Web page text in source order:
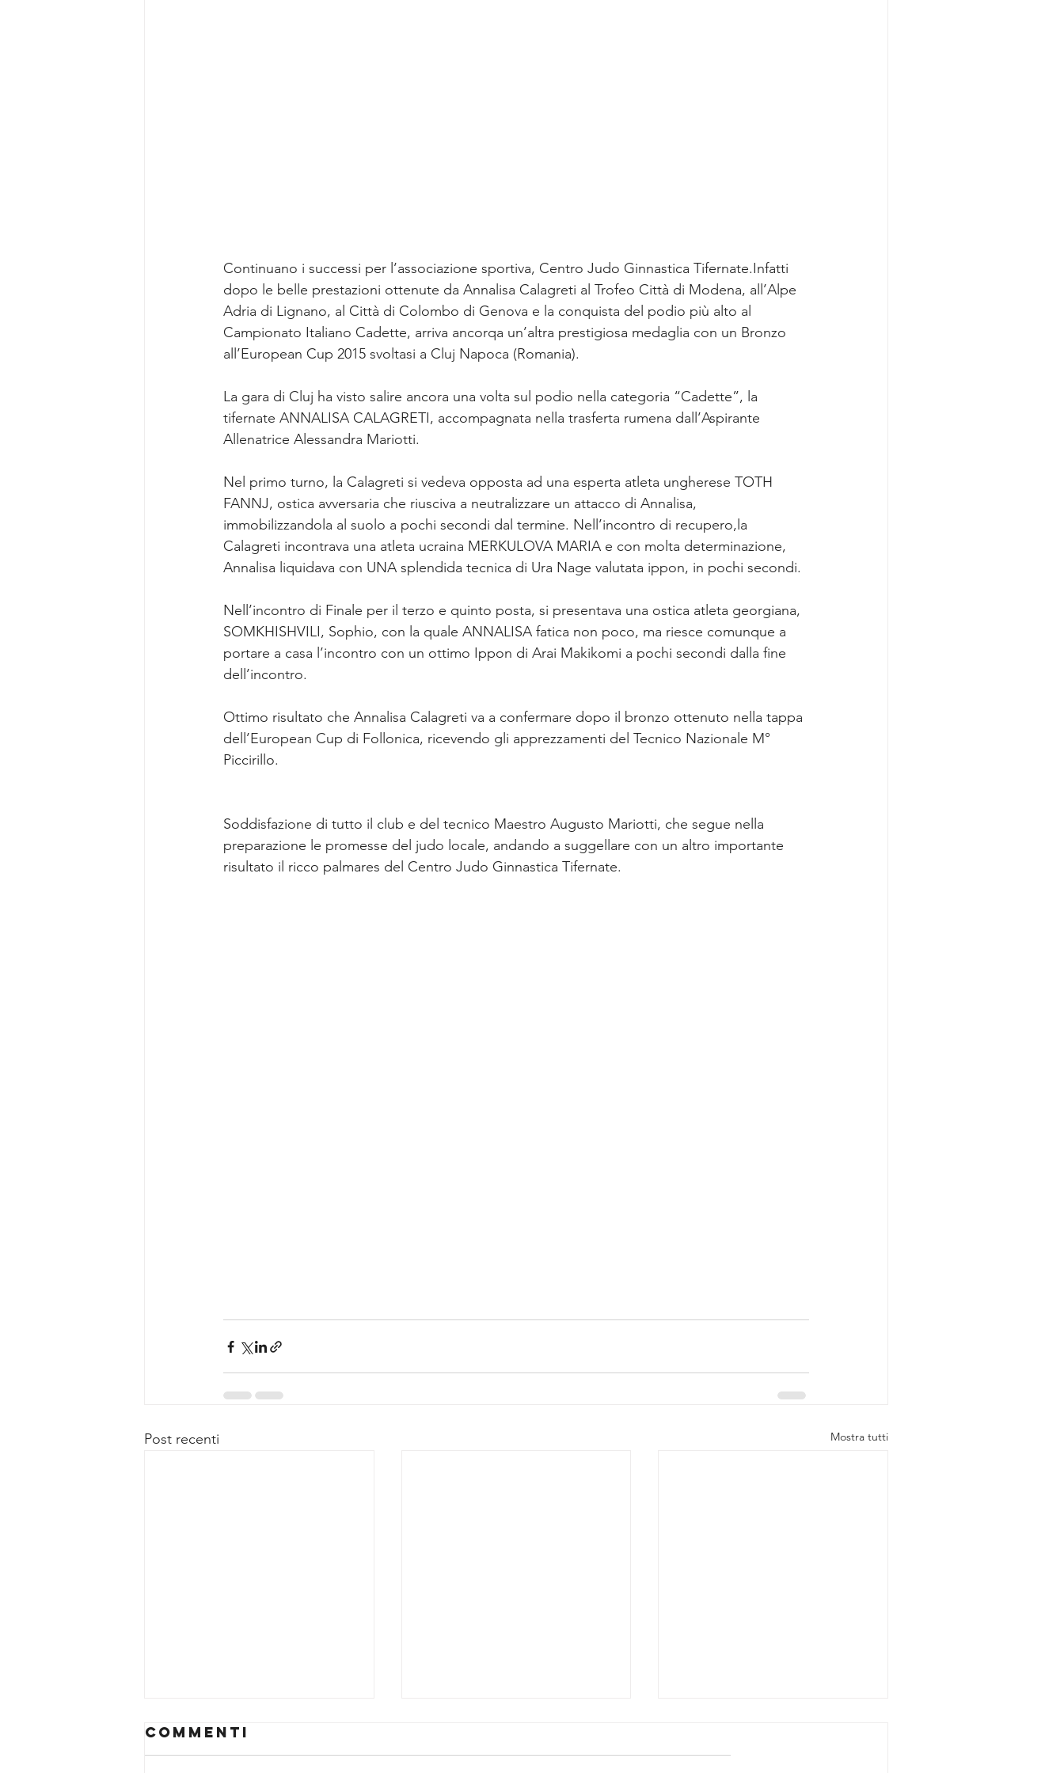
Continuano i successi per l’associazione sportiva, Centro Judo Ginnastica Tifernate.Infatti
dopo le belle prestazioni ottenute da Annalisa Calagreti al Trofeo Città di Modena, all’Alpe
Adria di Lignano, al Città di Colombo di Genova e la conquista del podio più alto al
Campionato Italiano Cadette, arriva ancorqa un’altra prestigiosa medaglia con un Bronzo
all’European Cup 2015 svoltasi a Cluj Napoca (Romania).
La gara di Cluj ha visto salire ancora una volta sul podio nella categoria “Cadette”, la
tifernate ANNALISA CALAGRETI, accompagnata nella trasferta rumena dall’Aspirante
Allenatrice Alessandra Mariotti.
Nel primo turno, la Calagreti si vedeva opposta ad una esperta atleta ungherese TOTH
FANNJ, ostica avversaria che riusciva a neutralizzare un attacco di Annalisa,
immobilizzandola al suolo a pochi secondi dal termine. Nell’incontro di recupero,la
Calagreti incontrava una atleta ucraina MERKULOVA MARIA e con molta determinazione,
Annalisa liquidava con UNA splendida tecnica di Ura Nage valutata ippon, in pochi secondi.
Nell’incontro di Finale per il terzo e quinto posta, si presentava una ostica atleta georgiana,
SOMKHISHVILI, Sophio, con la quale ANNALISA fatica non poco, ma riesce comunque a
portare a casa l’incontro con un ottimo Ippon di Arai Makikomi a pochi secondi dalla fine
dell’incontro.
Ottimo risultato che Annalisa Calagreti va a confermare dopo il bronzo ottenuto nella tappa
dell’European Cup di Follonica, ricevendo gli apprezzamenti del Tecnico Nazionale M°
Piccirillo.
Soddisfazione di tutto il club e del tecnico Maestro Augusto Mariotti, che segue nella
preparazione le promesse del judo locale, andando a suggellare con un altro importante
risultato il ricco palmares del Centro Judo Ginnastica Tifernate.
Post recenti Mostra tutti
Commenti